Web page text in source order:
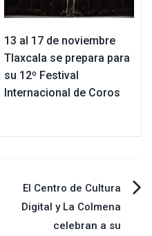
13 al 17 de noviembre
Tlaxcala se prepara para
su 12º Festival
Internacional de Coros
El Centro de Cultura
Digital y La Colmena
celebran a su